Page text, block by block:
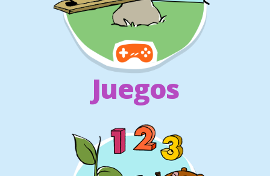
Juegos